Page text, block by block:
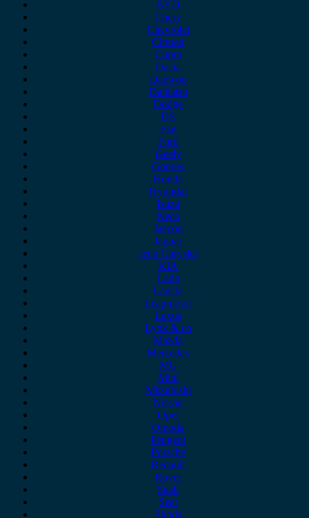
BYD
Chery
Chevrolet
Citroen
Cupra
Dacia
Daewoo
Daihatsu
Dodge
DS
Fiat
Ford
Geely
Gonow
Honda
Hyundai
Isuzu
iveco
Jaecoo
Jaguar
Jeep Chrysler
KIA
Lada
Lancia
Leapmotor
Lexus
Lynk & co
Mazda
Mercedes
MG
Mini
Mitsubishi
Nissan
Opel
Omoda
Peugeot
Porsche
Renault
Rover
Saab
Seat
Skoda